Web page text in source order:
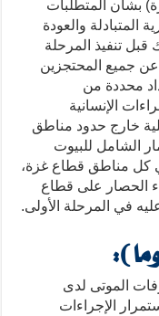
بشأن المتطلبات
المتبادلة والعودة
قبل تنفيذ المرحلة
عن جميع المحتجزين
محددة من
الإنسانية
خارج حدود مناطق
الشامل للبيوت
كل مناطق قطاع غزة،
الحصار على قطاع
في المرحلة الأولى.
الموتى لدى
الإجراءات